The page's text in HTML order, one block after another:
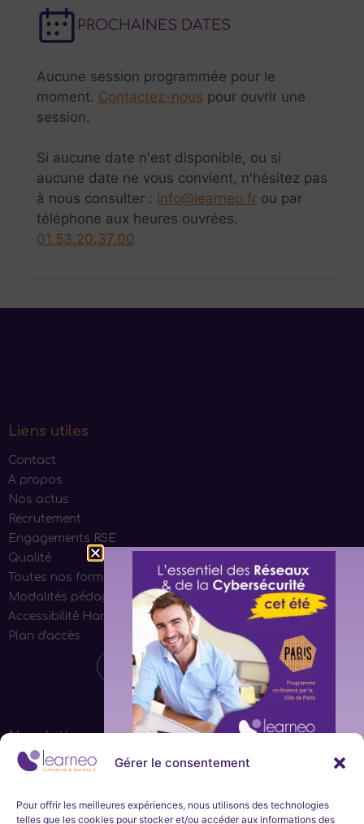
Gérer le consentement
Pour offrir les meilleures expériences, nous utilisons des technologies
telles que les cookies pour stocker et/ou accéder aux informations des
PROCHAINES DATES
Aucune session programmée pour le
moment. Contactez-nous pour ouvrir une
session.
Si aucune date n'est disponible, ou si
aucune date ne vous convient, n'hésitez pas
à nous consulter : info@learneo.frou par
téléphone aux heures ouvrées.
01.53.20.37.00
Liens utiles
Contact
A propos
Nos actus
Recrutement
Engagements RSE
Qualité
Toutes nos formations
Modalités pédagogiques
Accessibilité Handicap
Plan d'accès
Newsletter
Ne manquez aucune actualité de la part de Learneo
vous à notre newsletter mensuelle.
immédiate